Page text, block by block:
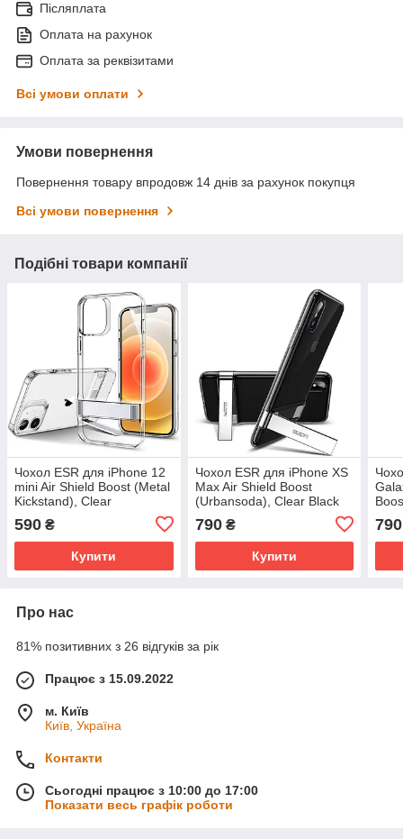
Післяплата
Оплата на рахунок
Оплата за реквізитами
Всі умови оплати
Умови повернення
Повернення товару впродовж 14 днів за рахунок покупця
Всі умови повернення
Подібні товари компанії
Чохол ESR для iPhone 12
mini Air Shield Boost (Metal
Kickstand), Clear
590 ₴
Купити
Чохол ESR для iPhone XS
Max Air Shield Boost
(Urbansoda), Clear Black
790₴
Купити
790
Про нас
81% позитивних з 26 відгуків за рік
Працює з 15.09.2022
м. Київ
Київ, Україна
Контакти
Сьогодні працює з 10:00 до 17:00
Показати весь графік роботи